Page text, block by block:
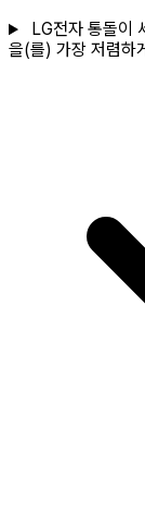
LG전자 통돌이
을(를) 가장 저렴하